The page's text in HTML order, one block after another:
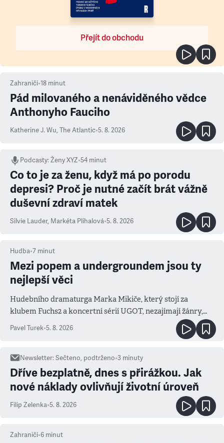
Přejít do obchodu
Zahraničí•18 minut
Pád milovaného a nenáviděného vědce
Anthonyho Fauciho
Katherine J. Wu, The Atlantic•5. 8. 2026
Podcasty:Ženy XYZ•54 minut
Co to je za ženu, když má po porodu
depresi? Proč je nutné začít brát vážně
duševní zdraví matek
Silvie Lauder, Markéta Plíhalová•5. 8. 2026
Hudba•7 minut
Mezi popem a undergroundem jsou ty
nejlepší věci
Hudebního dramaturga Marka Mikiče, který stojí za
klubem Fuchs2 a koncertní sérií UGOT, nezajímají žánry,
Pavel Turek•5. 8. 2026
Newsletter:Sečteno, podtrženo•3 minuty
Dříve bezplatně, dnes s přirážkou. Jak
nové náklady ovlivňují životní úroveň
Filip Zelenka•5. 8. 2026
Zahraničí•6 minut